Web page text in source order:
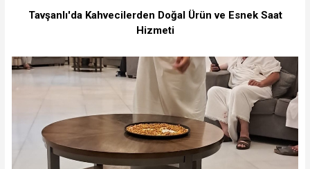
Tavşanlı'da Kahvecilerden Doğal Ürün ve Esnek Saat
Hizmeti